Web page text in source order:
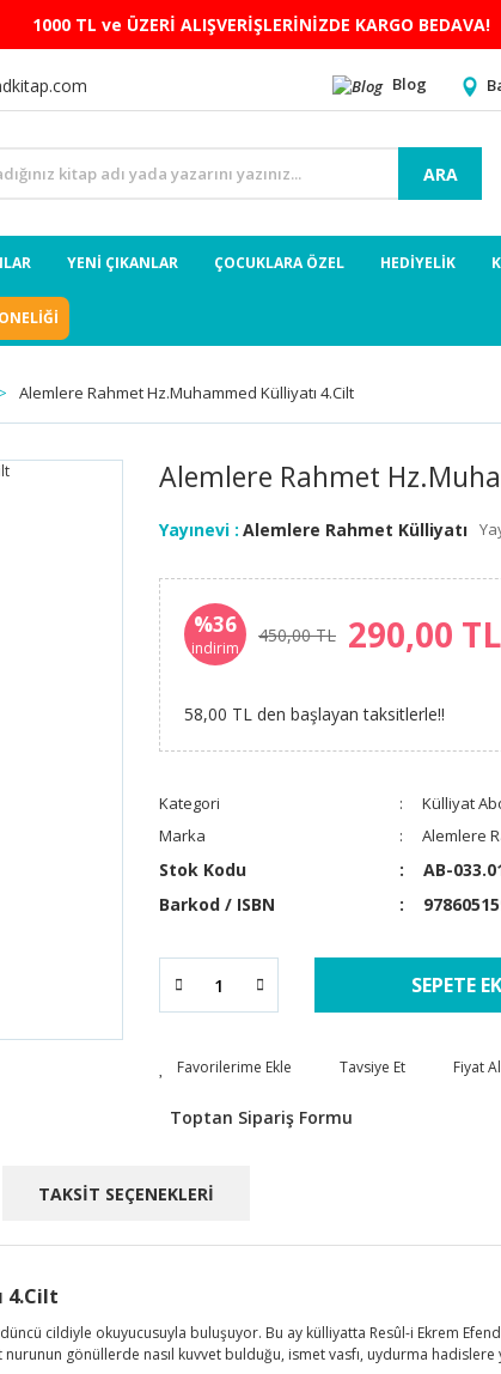
1000 TL ve ÜZERİ ALIŞVERİŞLERİNİZDE KARGO BEDAVA!
Blog
ARA
YENİ ÇIKANLAR ÇOCUKLARA ÖZEL HEDİYELİK
Alemlere Rahmet Hz.Muhammed Külliyatı 4.Cilt
Alemlere Rahmet
Yayınevi : Alemlere Rahmet Külliyatı
%36
indirim
450,00 TL 290,00 TL
58,00 TL den başlayan taksitlerle!!
Kategori Külliyat
Marka
Alemlere
Stok Kodu
AB-
Barkod / ISBN
SEPETE
Tavsiye Et Fiyat
Toptan Sipariş Formu
TAKSİT SEÇENEKLERİ
4.Cilt
cildiyle okuyucusuyla buluşuyor. Bu ay külliyatta Resûl-i Ekrem
gönüllerde nasıl kuvvet bulduğu, ismet vasfı, uydurma hadislere